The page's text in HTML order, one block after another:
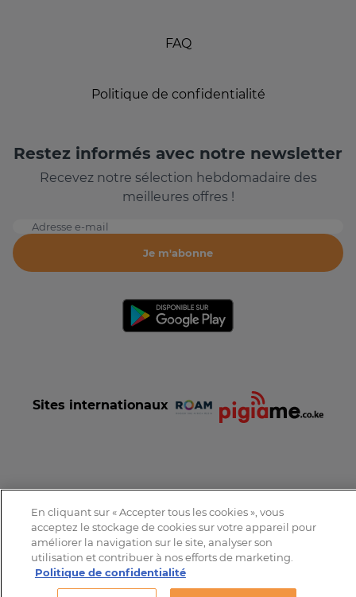
FAQ
Politique de confidentialité
Restez informés avec notre newsletter
Recevez notre sélection hebdomadaire des
meilleures offres !
Adresse e-mail
Je m'abonne
Sites internationaux
Tous droits réservés © 2016-2026 Expat-Dakar
En cliquant sur « Accepter tous les cookies », vous
acceptez le stockage de cookies sur votre appareil pour
améliorer la navigation sur le site, analyser son
utilisation et contribuer à nos efforts de marketing.
Politique de confidentialité